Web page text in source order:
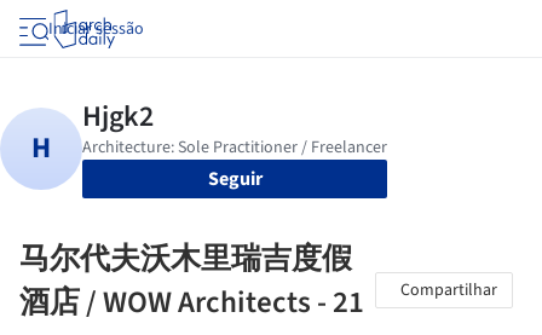
Iniciar sessão
Seguir
马尔代夫沃木里瑞吉度假
酒店 / WOW Architects - 21
Compartilhar